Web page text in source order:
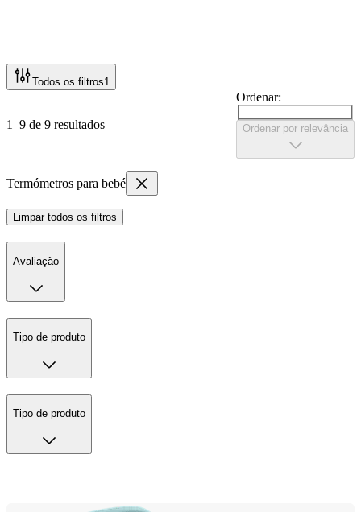
Todos os filtros1
1–9 de 9 resultados
Ordenar:
Ordenar por relevância
Termómetros para bebé
Limpar todos os filtros
Avaliação
Tipo de produto
Tipo de produto